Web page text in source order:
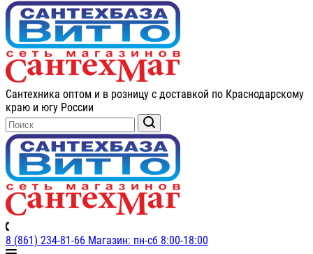
Сантехника оптом и в розницу с доставкой по Краснодарскому
краю и югу России
8 (861) 234-81-66 Магазин: пн-сб 8:00-18:00